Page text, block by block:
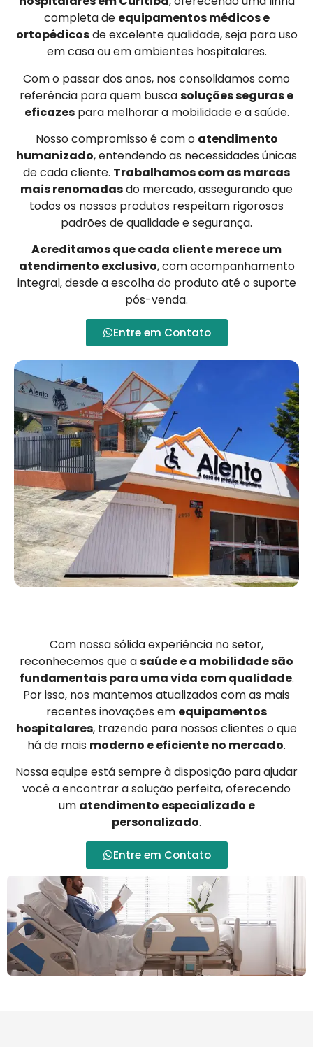
completa de equipamentos médicos e
ortopédicosde excelente qualidade, seja para uso
em casa ou em ambientes hospitalares.
Com o passar dos anos, nos consolidamos como
referência para quem buscasoluções seguras e
eficazespara melhorar a mobilidade e a saúde.
Nosso compromisso é com o atendimento
humanizado, entendendo as necessidades únicas
de cada cliente. Trabalhamos com as marcas
mais renomadasdo mercado, assegurando que
todos os nossos produtos respeitam rigorosos
padrões de qualidade e segurança.
Acreditamos que cada cliente merece um
atendimento exclusivo, com acompanhamento
integral, desde a escolha do produto até o suporte
pós-venda.
Entre em Contato
Com nossa sólida experiência no setor,
reconhecemos que asaúde e a mobilidade são
fundamentais para uma vida com qualidade.
Por isso, nos mantemos atualizados com as mais
recentes inovações em equipamentos
hospitalares, trazendo para nossos clientes o que
há de mais moderno e eficiente no mercado.
Nossa equipe está sempre à disposição para ajudar
você a encontrar a solução perfeita, oferecendo
um atendimento especializado e
personalizado.
Entre em Contato